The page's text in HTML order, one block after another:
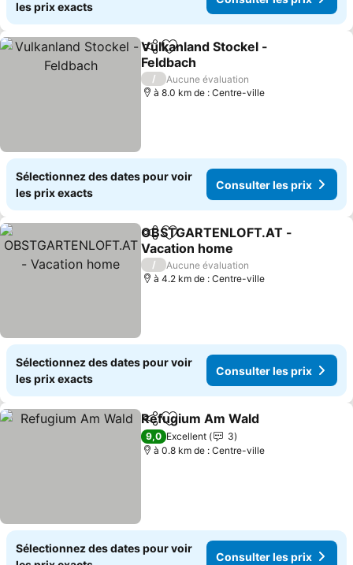
les prix exacts
PartagerAjouter à mes favoris
Vulkanland Stockel -
Feldbach
Consulter les prix
/
Aucune évaluation
à 8.0 km de : Centre-ville
Sélectionnez des dates pour voir
les prix exacts
Consulter les prix
PartagerAjouter à mes favoris
OBSTGARTENLOFT.AT -
Vacation home
Consulter les prix
/
Aucune évaluation
à 4.2 km de : Centre-ville
Sélectionnez des dates pour voir
les prix exacts
Consulter les prix
PartagerAjouter à mes favoris
Refugium Am Wald
9,0 Excellent
3
à 0.8 km de : Centre-ville
Sélectionnez des dates pour voir
Consulter les prix